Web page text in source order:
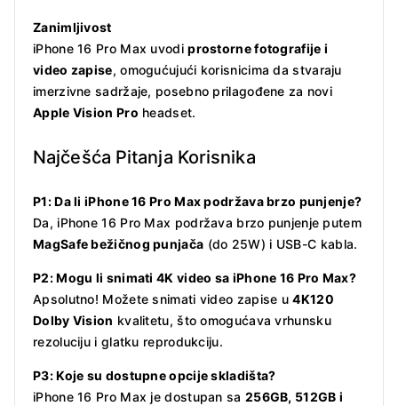
Zanimljivost
iPhone 16 Pro Max uvodiprostorne fotografije i
video zapise, omogućujući korisnicima da stvaraju
imerzivne sadržaje, posebno prilagođene za novi
Apple Vision Pro headset.
Najčešća Pitanja Korisnika
P1: Da li iPhone 16 Pro Max podržava brzo punjenje?
Da, iPhone 16 Pro Max podržava brzo punjenje putem
MagSafe bežičnog punjača (do 25W) i USB-C kabla.
P2: Mogu li snimati 4K video sa iPhone 16 Pro Max?
Apsolutno! Možete snimati video zapise u4K120
Dolby Vision kvalitetu, što omogućava vrhunsku
rezoluciju i glatku reprodukciju.
P3: Koje su dostupne opcije skladišta?
iPhone 16 Pro Max je dostupan sa 256GB, 512GB i